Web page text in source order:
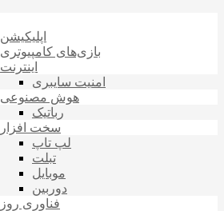
اپلیکیشن
بازی‌های کامپیوتری
اینترنت
امنیت سایبری
هوش مصنوعی
رباتیک
سخت افزار
لپ تاپ
تبلت
موبایل
دوربین
فناوری روز